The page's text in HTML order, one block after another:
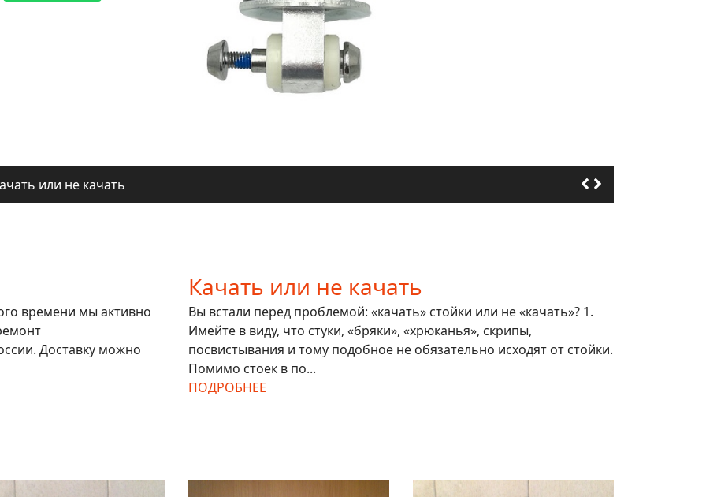
регионов
времени мы активно
Доставку можно
Качать или не качать
Вы встали перед проблемой: «качать» стойки или не «качать»? 1.
Имейте в виду, что стуки, «бряки», «хрюканья», скрипы,
посвистывания и тому подобное не обязательно исходят от стойки.
Помимо стоек в по...
ПОДРОБНЕЕ